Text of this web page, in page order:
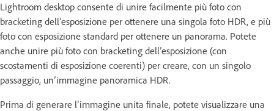
Lightroom desktop consente di unire facilmente più foto con
bracketing dell’esposizione per ottenere una singola foto HDR, e più
foto con esposizione standard per ottenere un panorama. Potete
anche unire più foto con bracketing dell’esposizione (con
scostamenti di esposizione coerenti) per creare, con un singolo
passaggio, un’immagine panoramica HDR.
Prima di generare l’immagine unita finale, potete visualizzare una